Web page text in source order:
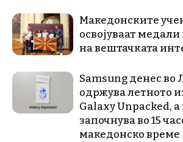
Македонските
освојуваат медали
на вештачката
Samsung денес во
одржува летното
Galaxy Unpacked, a
започнува во 15
македонско време